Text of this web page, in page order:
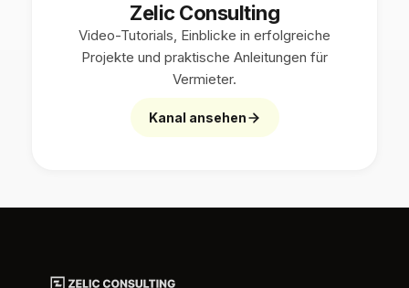
Zelic Consulting
Video-Tutorials, Einblicke in erfolgreiche
Projekte und praktische Anleitungen für
Vermieter.
Kanal ansehen